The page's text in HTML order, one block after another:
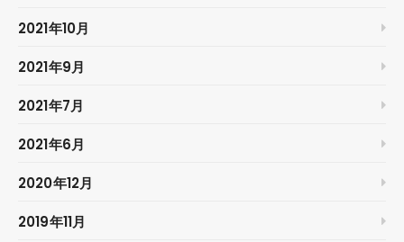
2021年10月
2021年9月
2021年7月
2021年6月
2020年12月
2019年11月